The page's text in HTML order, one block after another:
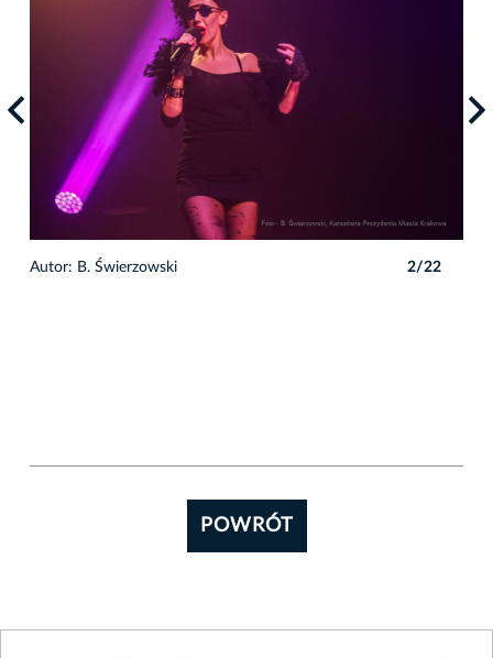
Autor: B. Świerzowski 2/22
POWRÓT